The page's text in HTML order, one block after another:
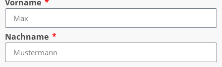
Vorname
Nachname